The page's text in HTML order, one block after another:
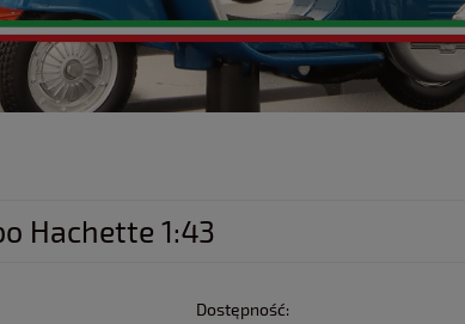
Hachette 1:43
Dostępność: